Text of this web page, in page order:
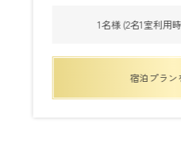
1名様 (2名1室利用
宿泊プラン